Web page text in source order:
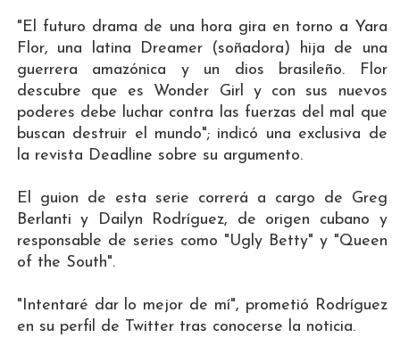
"El futuro drama de una hora gira en torno a Yara
Flor, una latina Dreamer (soñadora) hija de una
guerrera amazónica y un dios brasileño. Flor
descubre que es Wonder Girl y con sus nuevos
poderes debe luchar contra las fuerzas del mal que
buscan destruir el mundo"; indicó una exclusiva de
la revista Deadline sobre su argumento.
El guion de esta serie correrá a cargo de Greg
Berlanti y Dailyn Rodríguez, de origen cubano y
responsable de series como "Ugly Betty" y "Queen
of the South".
"Intentaré dar lo mejor de mí", prometió Rodríguez
en su perfil de Twitter tras conocerse la noticia.